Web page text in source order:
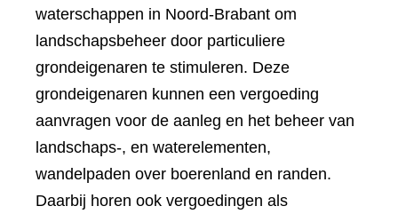
waterschappen in Noord-Brabant om
landschapsbeheer door particuliere
grondeigenaren te stimuleren. Deze
grondeigenaren kunnen een vergoeding
aanvragen voor de aanleg en het beheer van
landschaps-, en waterelementen,
wandelpaden over boerenland en randen.
Daarbij horen ook vergoedingen als